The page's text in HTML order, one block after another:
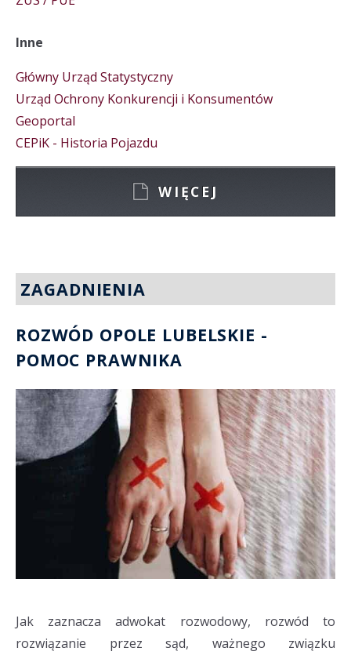
Inne
Główny Urząd Statystyczny
Urząd Ochrony Konkurencji i Konsumentów
Geoportal
CEPiK - Historia Pojazdu
WIĘCEJ
ZAGADNIENIA
ROZWÓD OPOLE LUBELSKIE -
POMOC PRAWNIKA
Jak zaznacza adwokat rozwodowy, rozwód to
rozwiązanie przez sąd, ważnego związku